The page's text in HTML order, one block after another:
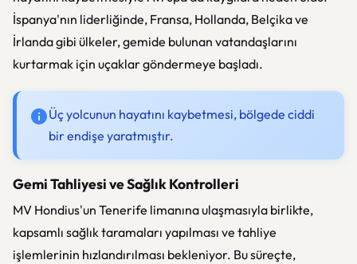
İspanya'nın liderliğinde, Fransa, Hollanda, Belçika ve
İrlanda gibi ülkeler, gemide bulunan vatandaşlarını
kurtarmak için uçaklar göndermeye başladı.
Üç yolcunun hayatını kaybetmesi, bölgede ciddi
bir endişe yaratmıştır.
Gemi Tahliyesi ve Sağlık Kontrolleri
MV Hondius'un Tenerife limanına ulaşmasıyla birlikte,
kapsamlı sağlık taramaları yapılması ve tahliye
işlemlerinin hızlandırılması bekleniyor. Bu süreçte,